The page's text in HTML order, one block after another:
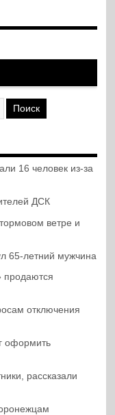
16 человек из-за
ДСК
ветре и
65-летний мужчина
продаются
отключения
оформить
рассказали